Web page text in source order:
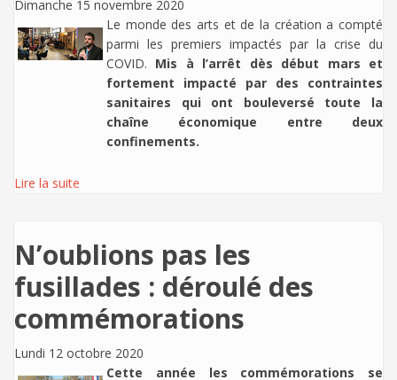
Dimanche 15 novembre 2020
Le monde des arts et de la création a compté
parmi les premiers impactés par la crise du
COVID. Mis à l’arrêt dès début mars et
fortement impacté par des contraintes
sanitaires qui ont bouleversé toute la
chaîne économique entre deux
confinements.
Lire la suite
N’oublions pas les
fusillades : déroulé des
commémorations
Lundi 12 octobre 2020
Cette année les commémorations se